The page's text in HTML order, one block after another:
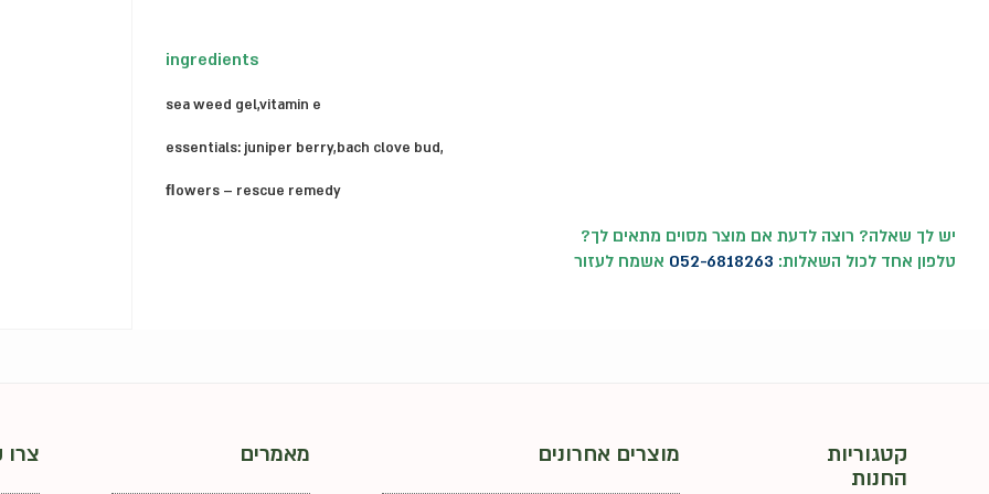
ingredients
sea weed gel,vitamin e
essentials: juniper berry,bach clove bud,
ﬂowers – rescue remedy
יש לך שאלה? רוצה לדעת אם מוצר מסוים מתאים לך?
טלפון אחד לכול השאלות: 052-6818263 אשמח לעזור
קטגוריות
החנות
מוצרים אחרונים מאמרים